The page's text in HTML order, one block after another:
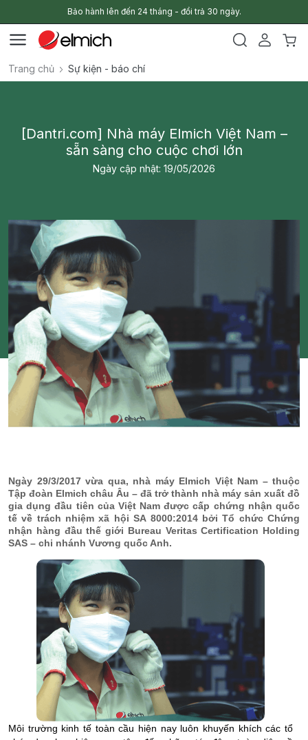
Bảo hành lên đến 24 tháng - đổi trả 30 ngày.
Trang chủ Sự kiện - báo chí
[Dantri.com] Nhà máy Elmich Việt Nam –
sẵn sàng cho cuộc chơi lớn
Ngày cập nhật: 19/05/2026
Ngày 29/3/2017 vừa qua, nhà máy Elmich Việt Nam – thuộc
Tập đoàn Elmich châu Âu – đã trở thành nhà máy sản xuất đồ
gia dụng đầu tiên của Việt Nam được cấp chứng nhận quốc
tế về trách nhiệm xã hội SA 8000:2014 bởi Tổ chức Chứng
nhận hàng đầu thế giới Bureau Veritas Certification Holding
SAS – chi nhánh Vương quốc Anh.
Môi trường kinh tế toàn cầu hiện nay luôn khuyến khích các tổ